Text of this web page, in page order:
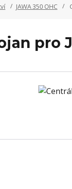
JAWA 350 OHC
pro